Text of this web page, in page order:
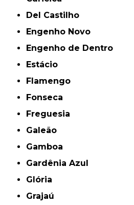
Del Castilho
Engenho Novo
Engenho de Dentro
Estácio
Flamengo
Fonseca
Freguesia
Galeão
Gamboa
Gardênia Azul
Glória
Grajaú